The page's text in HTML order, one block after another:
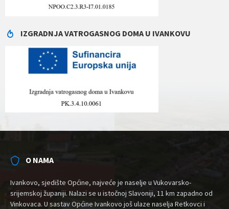
IZGRADNJA VATROGASNOG DOMA U IVANKOVU
O NAMA
Ivankovo, sjedište Općine, najveće je naselje u Vukovarsko-
srijemskoj županiji. Nalazi se u istočnoj Slavoniji, 11 km zapadno od
Vinkovaca. U sastav Općine Ivankovo još ulaze naselja Retkovci i